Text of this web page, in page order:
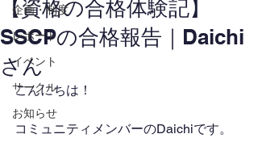
企画・制度
レポート
イベント
サークル
お知らせ
【資格の合格体験記】
SSCPの合格報告｜Daichi
さん
こんにちは！
コミュニティメンバーのDaichiです。